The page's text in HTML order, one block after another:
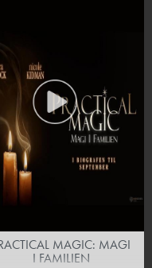
MAGIC: MAGI
I FAMILIEN